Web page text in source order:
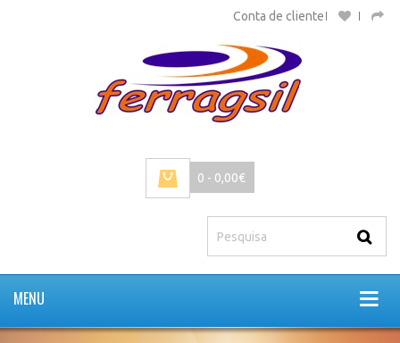
Conta de cliente
0 - 0,00€
MENU